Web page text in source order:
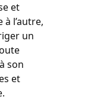
et
à l’autre,
un
son
et